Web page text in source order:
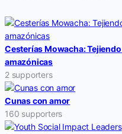
Cesterías Mowacha:
amazónicas
2 supporters
Cunas con amor
160 supporters